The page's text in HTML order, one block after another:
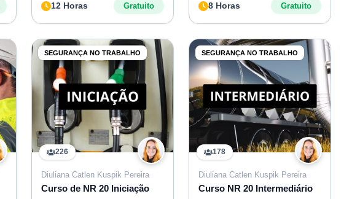
12 Horas Gratuito 8 Horas Gratuito
SEGURANÇA NO TRABALHO
226
Diuliana Catlen Kuspik Pereira
Curso de NR 20 Iniciação
SEGURANÇA NO TRABALHO
178
Diuliana Catlen Kuspik Pereira
Curso NR 20 Intermediário